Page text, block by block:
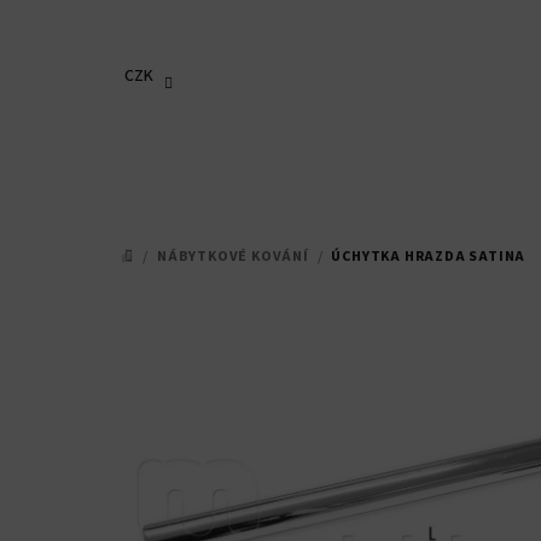
CZK
DOMŮ
/ NÁBYTKOVÉ KOVÁNÍ / ÚCHYTKA HRAZDA SATINA